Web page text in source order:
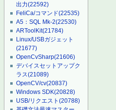
出力(22592)
FeliCa/コマンド(22535)
A5：SQL Mk-2(22530)
ARToolKit(21784)
Linux/USBガジェット
(21677)
OpenCvSharp(21606)
デバイスセットアップク
ラス(21089)
OpenCV/cv(20837)
Windows SDK(20828)
USB/リクエスト(20788)